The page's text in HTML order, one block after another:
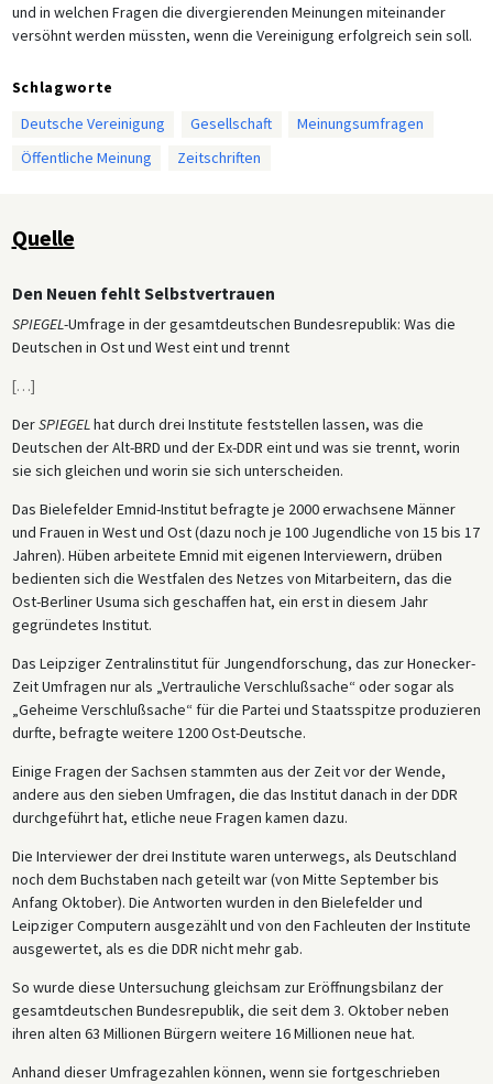
und in welchen Fragen die divergierenden Meinungen miteinander
versöhnt werden müssten, wenn die Vereinigung erfolgreich sein soll.
Schlagworte
Deutsche Vereinigung
Gesellschaft
Meinungsumfragen
Öffentliche Meinung
Zeitschriften
Quelle
Den Neuen fehlt Selbstvertrauen
SPIEGEL-Umfrage in der gesamtdeutschen Bundesrepublik: Was die
Deutschen in Ost und West eint und trennt
[…]
DerSPIEGELhat durch drei Institute feststellen lassen, was die
Deutschen der Alt-BRD und der Ex-DDR eint und was sie trennt, worin
sie sich gleichen und worin sie sich unterscheiden.
Das Bielefelder Emnid-Institut befragte je 2000 erwachsene Männer
und Frauen in West und Ost (dazu noch je 100 Jugendliche von 15 bis 17
Jahren). Hüben arbeitete Emnid mit eigenen Interviewern, drüben
bedienten sich die Westfalen des Netzes von Mitarbeitern, das die
Ost-Berliner Usuma sich geschaffen hat, ein erst in diesem Jahr
gegründetes Institut.
Das Leipziger Zentralinstitut für Jungendforschung, das zur Honecker-
Zeit Umfragen nur als „Vertrauliche Verschlußsache“ oder sogar als
„Geheime Verschlußsache“ für die Partei und Staatsspitze produzieren
durfte, befragte weitere 1200 Ost-Deutsche.
Einige Fragen der Sachsen stammten aus der Zeit vor der Wende,
andere aus den sieben Umfragen, die das Institut danach in der DDR
durchgeführt hat, etliche neue Fragen kamen dazu.
Die Interviewer der drei Institute waren unterwegs, als Deutschland
noch dem Buchstaben nach geteilt war (von Mitte September bis
Anfang Oktober). Die Antworten wurden in den Bielefelder und
Leipziger Computern ausgezählt und von den Fachleuten der Institute
ausgewertet, als es die DDR nicht mehr gab.
So wurde diese Untersuchung gleichsam zur Eröffnungsbilanz der
gesamtdeutschen Bundesrepublik, die seit dem 3. Oktober neben
ihren alten 63 Millionen Bürgern weitere 16 Millionen neue hat.
Anhand dieser Umfragezahlen können, wenn sie fortgeschrieben